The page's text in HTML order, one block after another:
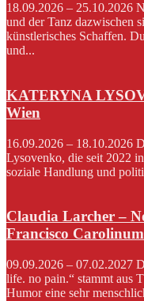
18.09.2026 – 25.10.2026
und der Tanz dazwischen
künstlerisches Schaffen.
und...
KATERYNA
Wien
16.09.2026 – 18.10.2026
Lysovenko, die seit 2022
soziale Handlung und
Claudia Larcher –
Francisco
09.09.2026 – 07.02.2027
life. no pain.“ stammt aus
Humor eine sehr